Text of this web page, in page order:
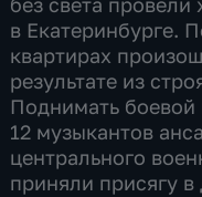
в Екатеринбурге.
квартирах
результате из
Поднимать боевой
12 музыкантов
центрального
приняли присягу